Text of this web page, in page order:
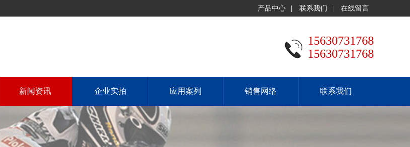
产品中心 联系我们 在线留言
15630731768
15630731768
新闻资讯 企业实拍 应用案列 销售网络 联系我们